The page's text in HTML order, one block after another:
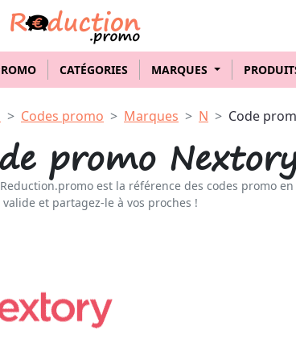
CATÉGORIES MARQUES
Codes promo Marques N Code
promo
est la référence des codes promo
valide et partagez-le à vos proches !